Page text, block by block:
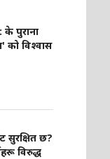
पुराना
विश्वास
सुरक्षित छ?
विरुद्ध